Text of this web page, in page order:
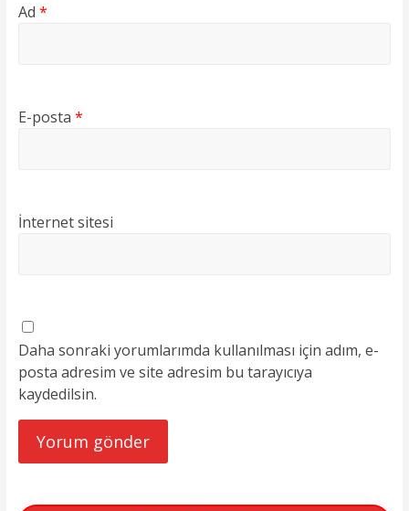
Ad *
E-posta *
İnternet sitesi
Daha sonraki yorumlarımda kullanılması için adım, e-
posta adresim ve site adresim bu tarayıcıya
kaydedilsin.